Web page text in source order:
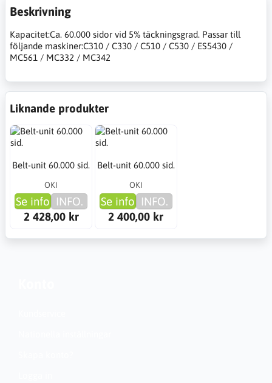
Beskrivning
Kapacitet:Ca. 60.000 sidor vid 5% täckningsgrad. Passar till
följande maskiner:C310 / C330 / C510 / C530 / ES5430 /
MC561 / MC332 / MC342
Liknande produkter
Belt-unit 60.000 sid.
OKI
Se info INFO.
2 428,00 kr
Belt-unit 60.000 sid.
OKI
Se info INFO.
2 400,00 kr